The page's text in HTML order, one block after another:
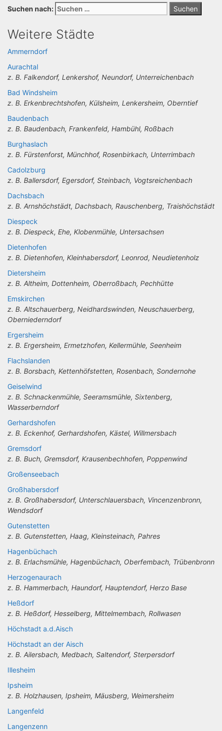
Suchen nach:
Weitere Städte
Ammerndorf
Aurachtal
z. B. Falkendorf, Lenkershof, Neundorf, Unterreichenbach
Bad Windsheim
z. B. Erkenbrechtshofen, Külsheim, Lenkersheim, Oberntief
Baudenbach
z. B. Baudenbach, Frankenfeld, Hambühl, Roßbach
Burghaslach
z. B. Fürstenforst, Münchhof, Rosenbirkach, Unterrimbach
Cadolzburg
z. B. Ballersdorf, Egersdorf, Steinbach, Vogtsreichenbach
Dachsbach
z. B. Arnshöchstädt, Dachsbach, Rauschenberg, Traishöchstädt
Diespeck
z. B. Diespeck, Ehe, Klobenmühle, Untersachsen
Dietenhofen
z. B. Dietenhofen, Kleinhabersdorf, Leonrod, Neudietenholz
Dietersheim
z. B. Altheim, Dottenheim, Oberroßbach, Pechhütte
Emskirchen
z. B. Altschauerberg, Neidhardswinden, Neuschauerberg,
Oberniederndorf
Ergersheim
z. B. Ergersheim, Ermetzhofen, Kellermühle, Seenheim
Flachslanden
z. B. Borsbach, Kettenhöfstetten, Rosenbach, Sondernohe
Geiselwind
z. B. Schnackenmühle, Seeramsmühle, Sixtenberg,
Wasserberndorf
Gerhardshofen
z. B. Eckenhof, Gerhardshofen, Kästel, Willmersbach
Gremsdorf
z. B. Buch, Gremsdorf, Krausenbechhofen, Poppenwind
Großenseebach
Großhabersdorf
z. B. Großhabersdorf, Unterschlauersbach, Vincenzenbronn,
Wendsdorf
Gutenstetten
z. B. Gutenstetten, Haag, Kleinsteinach, Pahres
Hagenbüchach
z. B. Erlachsmühle, Hagenbüchach, Oberfembach, Trübenbronn
Herzogenaurach
z. B. Hammerbach, Haundorf, Hauptendorf, Herzo Base
Heßdorf
z. B. Heßdorf, Hesselberg, Mittelmembach, Rollwasen
Höchstadt a.d.Aisch
Höchstadt an der Aisch
z. B. Ailersbach, Medbach, Saltendorf, Sterpersdorf
Illesheim
Ipsheim
z. B. Holzhausen, Ipsheim, Mäusberg, Weimersheim
Langenfeld
Langenzenn